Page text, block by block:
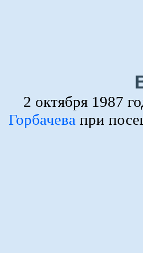
2 октября 1987
Горбачевапри